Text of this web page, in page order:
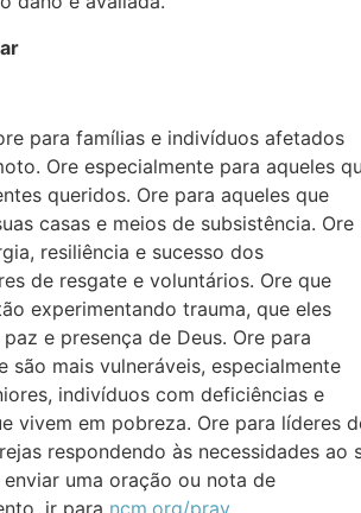
para famílias e indivíduos afetados
Ore especialmente para aqueles
queridos. Ore para aqueles que
casas e meios de subsistência. Ore
resiliência e sucesso dos
de resgate e voluntários. Ore que
experimentando trauma, que eles
e presença de Deus. Ore para
são mais vulneráveis, especialmente
indivíduos com deficiências e
vivem em pobreza. Ore para líderes
respondendo às necessidades ao
enviar uma oração ou nota de